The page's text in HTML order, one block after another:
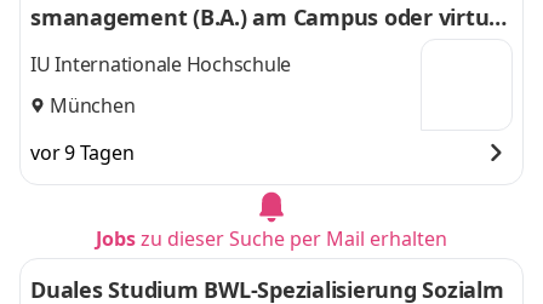
smanagement (B.A.) am Campus oder virtuel
l
IU Internationale Hochschule
München
vor 9 Tagen
Jobszu dieser Suche per Mail erhalten
Duales Studium BWL-Spezialisierung Sozialm